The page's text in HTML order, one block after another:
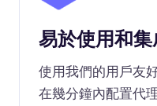
易於使用和集
使用我們的用戶友
在幾分鐘內配置代